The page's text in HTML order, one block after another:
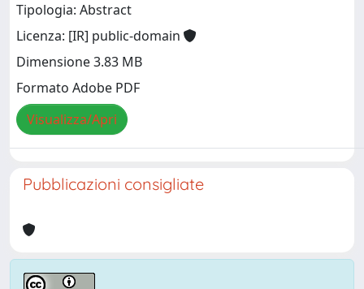
Tipologia: Abstract
Licenza: [IR] public-domain
Dimensione 3.83 MB
Formato Adobe PDF
Visualizza/Apri
Pubblicazioni consigliate